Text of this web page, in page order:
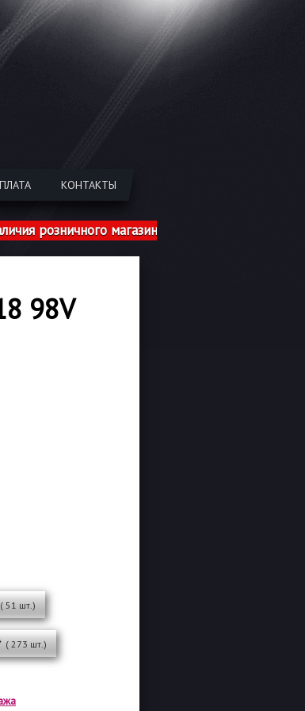
КОНТАКТЫ
магазина указаны с учетом
98V
( 51 шт.)
( 273 шт.)